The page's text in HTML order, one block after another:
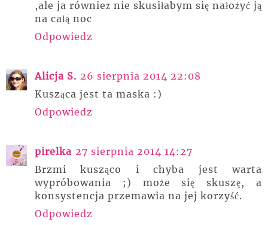
,ale ja również nie skusiłabym się nałożyć ją
na całą noc
Odpowiedz
Alicja S. 26 sierpnia 2014 22:08
Kusząca jest ta maska :)
Odpowiedz
pirelka 27 sierpnia 2014 14:27
Brzmi kusząco i chyba jest warta
wypróbowania ;) może się skuszę, a
konsystencja przemawia na jej korzyść.
Odpowiedz